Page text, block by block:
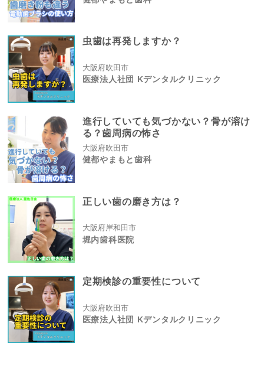
虫歯は再発しますか？
大阪府吹田市
医療法人社団 Kデンタルクリニック
進行していても気づかない？骨が溶け
る？歯周病の怖さ
大阪府吹田市
健都やまもと歯科
正しい歯の磨き方は？
大阪府岸和田市
堀内歯科医院
定期検診の重要性について
大阪府吹田市
医療法人社団 Kデンタルクリニック